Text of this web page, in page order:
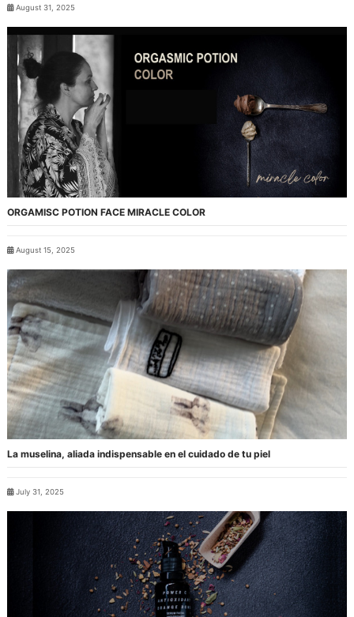
August 31, 2025
ORGAMISC POTION FACE MIRACLE COLOR
August 15, 2025
La muselina, aliada indispensable en el cuidado de tu piel
July 31, 2025